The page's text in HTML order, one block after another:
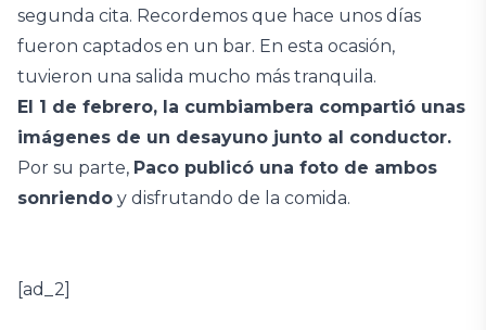
segunda cita. Recordemos que hace unos días
fueron captados en un bar. En esta ocasión,
tuvieron una salida mucho más tranquila.
El 1 de febrero, la cumbiambera compartió unas
imágenes de un desayuno junto al conductor.
Por su parte, Paco publicó una foto de ambos
sonriendo y disfrutando de la comida.
[ad_2]